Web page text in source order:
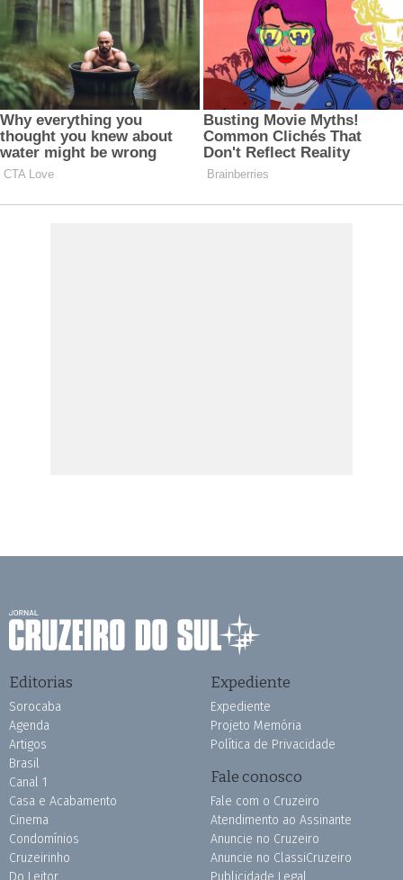
Editorias
Sorocaba
Agenda
Artigos
Brasil
Canal 1
Casa e Acabamento
Cinema
Condomínios
Cruzeirinho
Do Leitor
Expediente
Expediente
Projeto Memória
Política de Privacidade
Fale conosco
Fale com o Cruzeiro
Atendimento ao Assinante
Anuncie no Cruzeiro
Anuncie no ClassiCruzeiro
Publicidade Legal